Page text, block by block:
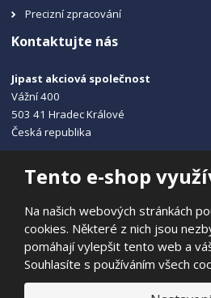
Tento e-shop
Na našich webových stránkách
cookies. Některé z nich jsou
pomáhají vylepšit tento web a
Souhlasíte s používáním všech
Precizní zpracování
Kontaktujte nás
Jipast akciová společnost
Vážní 400
503 41 Hradec Králové
Česká republika
info@jipast.cz
© 2026, JIPAST akciová společnost
Ochrana